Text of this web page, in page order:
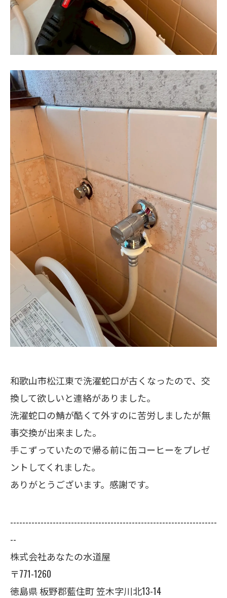
和歌山市松江東で洗濯蛇口が古くなったので、交
換して欲しいと連絡がありました。
洗濯蛇口の鯖が酷くて外すのに苦労しましたが無
事交換が出来ました。
手こずっていたので帰る前に缶コーヒーをプレゼ
ントしてくれました。
ありがとうございます。感謝です。
--------------------------------------------------------------------
--
株式会社あなたの水道屋
〒771-1260
徳島県 板野郡藍住町 笠木字川北13-14